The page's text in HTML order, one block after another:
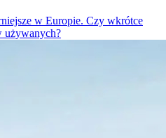
w Europie. Czy wkrótce
używanych?